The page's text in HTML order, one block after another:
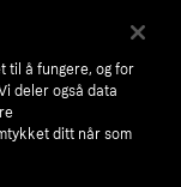
til å fungere, og for
deler også data
ditt når som